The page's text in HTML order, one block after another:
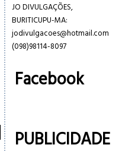
JO DIVULGAÇÕES,
BURITICUPU-MA:
jodivulgacoes@hotmail.com
(098)98114-8097
Facebook
PUBLICIDADE